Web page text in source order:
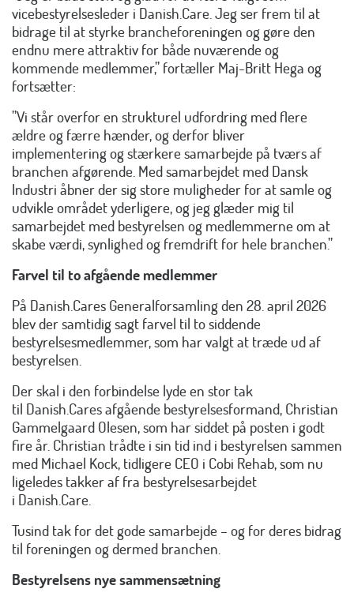
vicebestyrelsesleder i Danish.Care. Jeg ser frem til at
bidrage til at styrke brancheforeningen og gøre den
endnu mere attraktiv for både nuværende og
kommende medlemmer,” fortæller Maj-Britt Hega og
fortsætter:
”Vi står overfor en strukturel udfordring med flere
ældre og færre hænder, og derfor bliver
implementering og stærkere samarbejde på tværs af
branchen afgørende. Med samarbejdet med Dansk
Industri åbner der sig store muligheder for at samle og
udvikle området yderligere, og jeg glæder mig til
samarbejdet med bestyrelsen og medlemmerne om at
skabe værdi, synlighed og fremdrift for hele branchen.”
Farvel til to afgående medlemmer
På Danish.Cares Generalforsamling den 28. april 2026
blev der samtidig sagt farvel til to siddende
bestyrelsesmedlemmer, som har valgt at træde ud af
bestyrelsen.
Der skal i den forbindelse lyde en stor tak
til Danish.Cares afgående bestyrelsesformand, Christian
Gammelgaard Olesen, som har siddet på posten i godt
fire år. Christian trådte i sin tid ind i bestyrelsen sammen
med Michael Kock, tidligere CEO i Cobi Rehab, som nu
ligeledes takker af fra bestyrelsesarbejdet
i Danish.Care.
Tusind tak for det gode samarbejde – og for deres bidrag
til foreningen og dermed branchen.
Bestyrelsens nye sammensætning